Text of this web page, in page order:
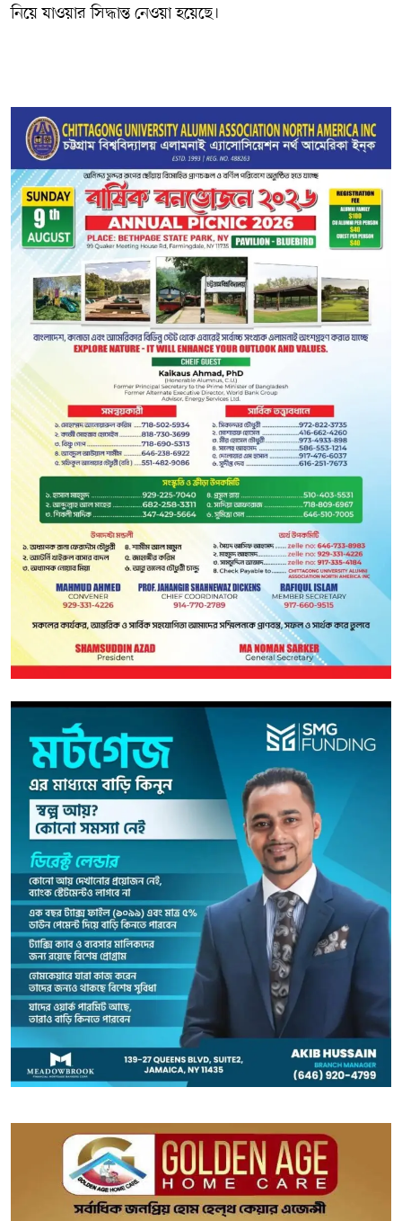
নিয়ে যাওয়ার সিদ্ধান্ত নেওয়া হয়েছে।